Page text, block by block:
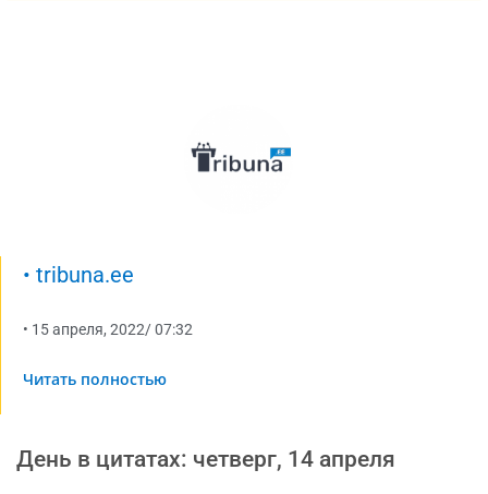
• tribuna.ee
• 15 апреля, 2022/07:32
Читать полностью
День в цитатах: четверг, 14 апреля